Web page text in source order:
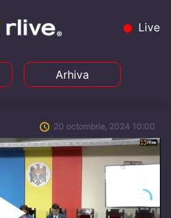
Live
Arhiva
20 octombrie, 2024 10:00